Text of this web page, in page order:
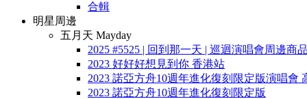
合輯
明星周邊
五月天 Mayday
2025 #5525 | 回到那一天 | 巡迴演唱會周邊商品
2023 好好好想見到你 香港站
2023 諾亞方舟10週年進化復刻限定版演唱會
2023 諾亞方舟10週年進化復刻限定版